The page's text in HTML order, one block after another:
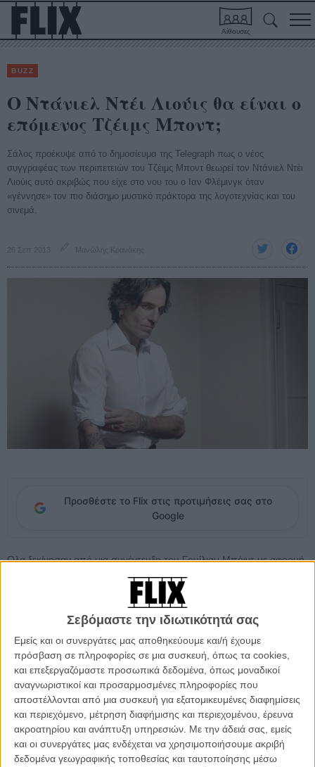
Σεβόμαστε την ιδιωτικότητά σας
Εμείς και οι συνεργάτες μας αποθηκεύουμε και/ή έχουμε
πρόσβαση σε πληροφορίες σε μια συσκευή, όπως τα cookies,
και επεξεργαζόμαστε προσωπικά δεδομένα, όπως μοναδικοί
αναγνωριστικοί και προσαρμοσμένες πληροφορίες που
αποστέλλονται από μια συσκευή για εξατομικευμένες διαφημίσεις
και περιεχόμενο, μέτρηση διαφήμισης και περιεχομένου, έρευνα
ακροατηρίου και ανάπτυξη υπηρεσιών. Με την άδειά σας, εμείς
και οι συνεργάτες μας ενδέχεται να χρησιμοποιήσουμε ακριβή
δεδομένα γεωγραφικής τοποθεσίας και ταυτοποίησης μέσω
Αίθουσες
BUZZ
Ο Ντάνιελ Ντέι Λιούις θα είναι ο
επόμενος Τζέιμς Μποντ;
Σάλος προέκυψε από το δημοσίευμα της Telegraph πως ο νέος
συγγραφέας των περιπετειών του Τζέιμς Μποντ θεωρεί τον Ντάνιελ Ντέι
Λιούις αυτό ακριβώς που είχε στο νου του ο Ιαν Φλέμινγκ όταν
«γέννησε» τον πιο διάσημο μυστικό πράκτορα της λογοτεχνίας και του
σινεμά.
26 Σεπ 2013 Μανώλης Κρανάκης
Προσθέστε το Flix στις προτιμήσεις σας στο
Google
Ολα ξεκίνησαν από μια συνέντευξη του Γουίλιαμ Μπόιντ με αφορμή
συνεχίζει τις περιπέτειες του Τζέιμς Μποντ
τον έβδομα κατά σειρά συγγραφέα που διαδέχεται τον Ιαν Φλέμινγκ.
σεναριογράφους αυτή τη στιγμή στη Μ. Βρετανία (αν έχετε διαβάσει
το «Any Human Heart» ξέρετε καλά...), ρωτήθηκε ποιος ηθοποιός
θα ήθελε να ερμηνεύσει τον πράκτορα στην υποτιθέμενη μεταφορά
του βιβλίου στο σινεμά.
Και η απάντησή του δεν ήταν έκπληξη. Το όνομα του Ντάνιελ Ντέι
Λιούις δεν ακούγεται πρώτη φορά ανάμεσα στα ονόματα που κατά
καιρούς έχουν υπάρξει υποψήφια για το ρόλο του Τζέιμς Μποντ.